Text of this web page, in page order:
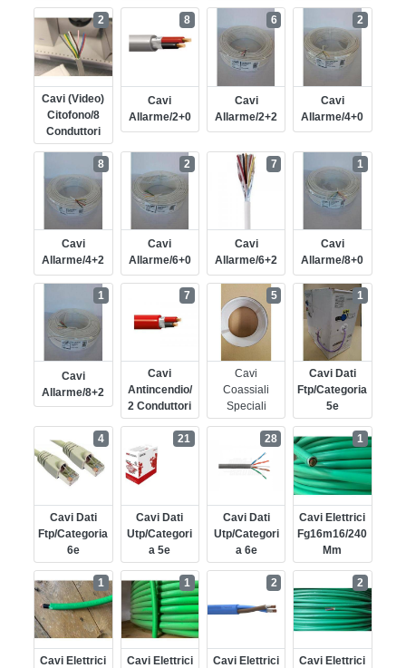
Cavi (video)
Citofono/8
Conduttori
2
Cavi
Allarme/2+0
8
Cavi
Allarme/2+2
6
Cavi
Allarme/4+0
2
Cavi
Allarme/4+2
8
Cavi
Allarme/6+0
2
Cavi
Allarme/6+2
7
Cavi
Allarme/8+0
1
Cavi
Allarme/8+2
1
Cavi
Antincendio/
2 Conduttori
7
Cavi
Coassiali
Speciali
5
Cavi Dati
Ftp/categoria
5e
1
Cavi Dati
Ftp/categoria
6e
4
Cavi Dati
Utp/categori
A 5e
21
Cavi Dati
Utp/categori
A 6e
28
Cavi Elettrici
Fg16m16/240
Mm
1
Cavi Elettrici
1
Cavi Elettrici
1
Cavi Elettrici
2
Cavi Elettrici
2